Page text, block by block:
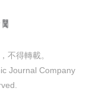
不得轉載。
Journal Company